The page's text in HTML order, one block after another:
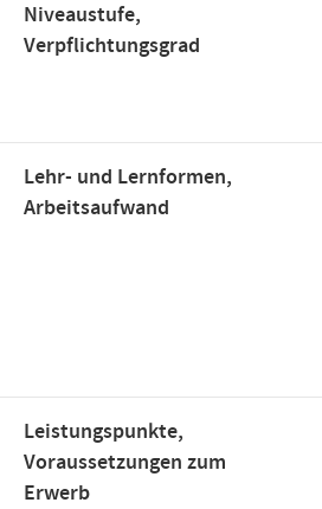
Niveaustufe,
Verpflichtungsgrad
Lehr- und Lernformen,
Arbeitsaufwand
Leistungspunkte,
Voraussetzungen zum
Erwerb